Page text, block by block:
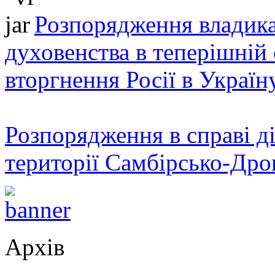
Розпорядження
духовенства в теперішній
вторгнення Росії в
Розпорядження в справі
території Самбірсько-
Архів